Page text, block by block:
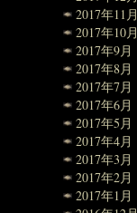
2017年11月
2017年10月
2017年9月
2017年8月
2017年7月
2017年6月
2017年5月
2017年4月
2017年3月
2017年2月
2017年1月